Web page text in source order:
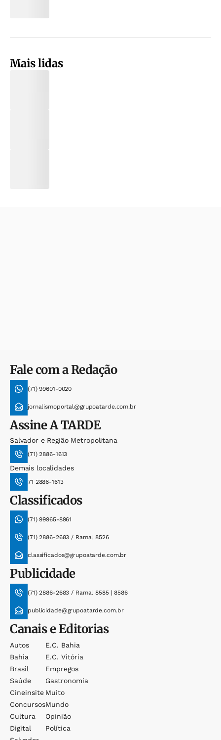
Mais lidas
Fale com a Redação
(71) 99601-0020
jornalismoportal@grupoatarde.com.br
AssineA TARDE
Salvador e Região Metropolitana
(71) 2886-1613
Demais localidades
71 2886-1613
Classificados
(71) 99965-8961
(71) 2886-2683 / Ramal 8526
classificados@grupoatarde.com.br
Publicidade
(71) 2886-2683 / Ramal 8585 | 8586
publicidade@grupoatarde.com.br
Canais e Editorias
Autos
Bahia
Brasil
Saúde
Cineinsite
Concursos
Cultura
Digital
E.c. Bahia
E.c. Vitória
Empregos
Gastronomia
Muito
Mundo
Opinião
Política